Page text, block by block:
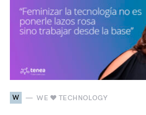
W WE ♥ TECHNOLOGY